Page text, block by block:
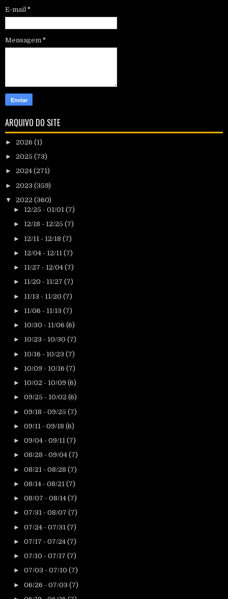
E-mail *
Mensagem *
ARQUIVO DO SITE
► 2026 (1)
► 2025 (73)
► 2024 (271)
► 2023 (359)
▼ 2022 (360)
► 12/25 - 01/01 (7)
► 12/18 - 12/25 (7)
► 12/11 - 12/18 (7)
► 12/04 - 12/11 (7)
► 11/27 - 12/04 (7)
► 11/20 - 11/27 (7)
► 11/13 - 11/20 (7)
► 11/06 - 11/13 (7)
► 10/30 - 11/06 (6)
► 10/23 - 10/30 (7)
► 10/16 - 10/23 (7)
► 10/09 - 10/16 (7)
► 10/02 - 10/09 (6)
► 09/25 - 10/02 (6)
► 09/18 - 09/25 (7)
► 09/11 - 09/18 (6)
► 09/04 - 09/11 (7)
► 08/28 - 09/04 (7)
► 08/21 - 08/28 (7)
► 08/14 - 08/21 (7)
► 08/07 - 08/14 (7)
► 07/31 - 08/07 (7)
► 07/24 - 07/31 (7)
► 07/17 - 07/24 (7)
► 07/10 - 07/17 (7)
► 07/03 - 07/10 (7)
► 06/26 - 07/03 (7)